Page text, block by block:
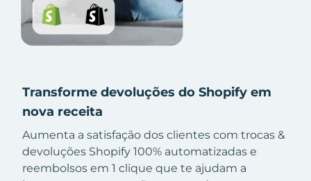
Transforme devoluções do Shopify em
nova receita
Aumenta a satisfação dos clientes com trocas &
devoluções Shopify 100% automatizadas e
reembolsos em 1 clique que te ajudam a